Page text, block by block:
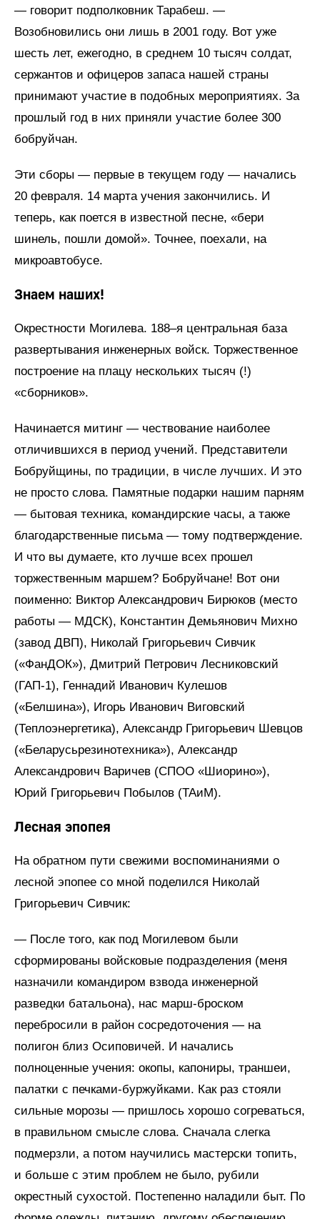
— говорит подполковник Тарабеш. —
Возобновились они лишь в 2001 году. Вот уже
шесть лет, ежегодно, в среднем 10 тысяч солдат,
сержантов и офицеров запаса нашей страны
принимают участие в подобных мероприятиях. За
прошлый год в них приняли участие более 300
бобруйчан.
Эти сборы — первые в текущем году — начались
20 февраля. 14 марта учения закончились. И
теперь, как поется в известной песне, «бери
шинель, пошли домой». Точнее, поехали, на
микроавтобусе.
Знаем наших!
Окрестности Могилева. 188–я центральная база
развертывания инженерных войск. Торжественное
построение на плацу нескольких тысяч (!)
«сборников».
Начинается митинг — чествование наиболее
отличившихся в период учений. Представители
Бобруйщины, по традиции, в числе лучших. И это
не просто слова. Памятные подарки нашим парням
— бытовая техника, командирские часы, а также
благодарственные письма — тому подтверждение.
И что вы думаете, кто лучше всех прошел
торжественным маршем? Бобруйчане! Вот они
поименно: Виктор Александрович Бирюков (место
работы — МДСК), Константин Демьянович Михно
(завод ДВП), Николай Григорьевич Сивчик
(«ФанДОК»), Дмитрий Петрович Лесниковский
(ГАП-1), Геннадий Иванович Кулешов
(«Белшина»), Игорь Иванович Виговский
(Теплоэнергетика), Александр Григорьевич Шевцов
(«Беларусьрезинотехника»), Александр
Александрович Варичев (СПОО «Шиорино»),
Юрий Григорьевич Побылов (ТАиМ).
Лесная эпопея
На обратном пути свежими воспоминаниями о
лесной эпопее со мной поделился Николай
Григорьевич Сивчик:
— После того, как под Могилевом были
сформированы войсковые подразделения (меня
назначили командиром взвода инженерной
разведки батальона), нас марш-броском
перебросили в район сосредоточения — на
полигон близ Осиповичей. И начались
полноценные учения: окопы, капониры, траншеи,
палатки с печками-буржуйками. Как раз стояли
сильные морозы — пришлось хорошо согреваться,
в правильном смысле слова. Сначала слегка
подмерзли, а потом научились мастерски топить,
и больше с этим проблем не было, рубили
окрестный сухостой. Постепенно наладили быт. По